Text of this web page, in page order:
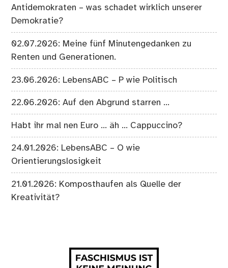
Antidemokraten – was schadet wirklich unserer
Demokratie?
02.07.2026: Meine fünf Minutengedanken zu
Renten und Generationen.
23.06.2026: LebensABC – P wie Politisch
22.06.2026: Auf den Abgrund starren …
Habt ihr mal nen Euro … äh … Cappuccino?
24.01.2026: LebensABC – O wie
Orientierungslosigkeit
21.01.2026: Komposthaufen als Quelle der
Kreativität?